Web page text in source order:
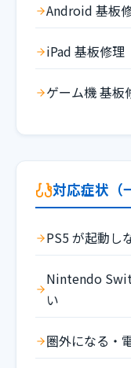
Android 基板
iPad 基板修理
ゲーム機 基板
対応症状（
PS5 が起動し
Nintendo
い
圏外になる・